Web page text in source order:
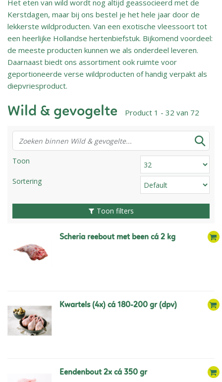
Het eten van wild wordt nog altijd geassocieerd met de
Kerstdagen, maar bij ons bestel je het hele jaar door de
lekkerste wildproducten. Van een exotische vleessoort tot
een heerlijke Hollandse hertenbiefstuk. Bijkomend voordeel:
de meeste producten kunnen we als onderdeel leveren.
Daarnaast biedt ons assortiment ook ruimte voor
geportioneerde verse wildproducten of handig verpakt als
diepvriesproduct.
Wild & gevogelte Product 1 - 32 van 72
Toon
Sortering
Toon filters
scheria reebout met been cá 2 kg
kwartels (4x) cá 180-200 gr (dpv)
eendenbout 2x cá 350 gr